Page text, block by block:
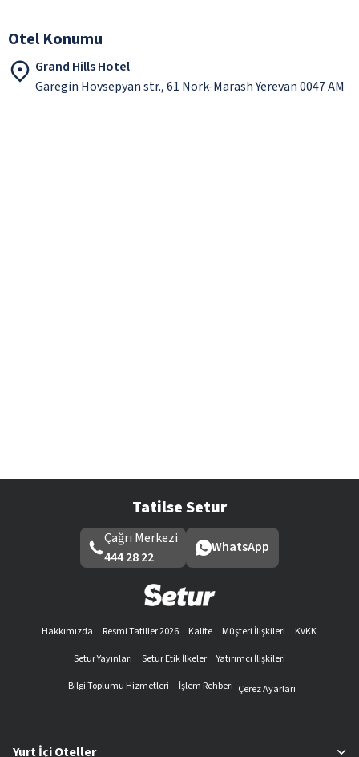
Otel Konumu
Grand Hills Hotel
Garegin Hovsepyan str., 61 Nork-Marash Yerevan 0047 AM
Tatilse Setur
Çağrı Merkezi
444 28 22
WhatsApp
Hakkımızda Resmi Tatiller 2026 Kalite Müşteri İlişkileri
KVKK
Setur Yayınları
Setur Etik İlkeler
Yatırımcı İlişkileri
Bilgi Toplumu Hizmetleri
İşlem Rehberi Çerez Ayarları
Yurt İçi Oteller